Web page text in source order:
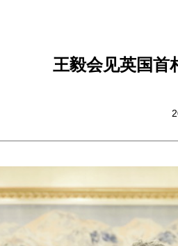
王毅会见英国首